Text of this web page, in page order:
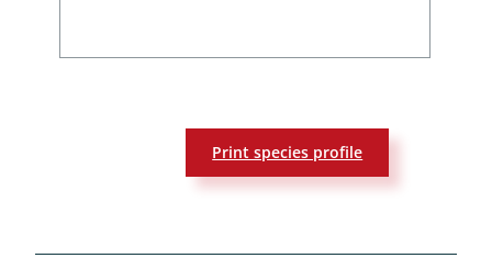
Print species profile